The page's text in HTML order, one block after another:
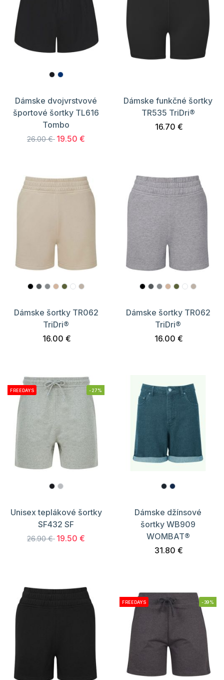
Dámske dvojvrstvové
športové šortky TL616
Tombo
26.00 € 19.50 €
Dámske funkčné šortky
TR535 TriDri®
16.70 €
Dámske šortky TR062
TriDri®
16.00 €
Dámske šortky TR062
TriDri®
16.00 €
FREEDAYS -27%
Unisex teplákové šortky
SF432 SF
26.90 € 19.50 €
Dámske džínsové
šortky WB909
WOMBAT®
31.80 €
FREEDAYS -39%